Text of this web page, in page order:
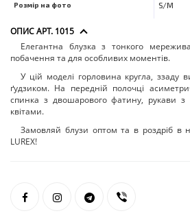
Розмір на фото S/M
ОПИС АРТ. 1015
Елегантна блузка з тонкого
побачення та для особливих моментів.
У цій моделі горловина кругла, ззаду
ґудзиком. На передній полочці
спинка з двошарового фатину, рукави
квітами.
Замовляй блузи оптом та в роздріб в
LUREX!